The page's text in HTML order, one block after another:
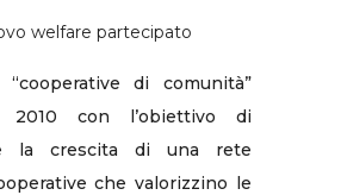
welfare partecipato
di comunità”
2010 con l’obiettivo di
la crescita di una rete
che valorizzino le